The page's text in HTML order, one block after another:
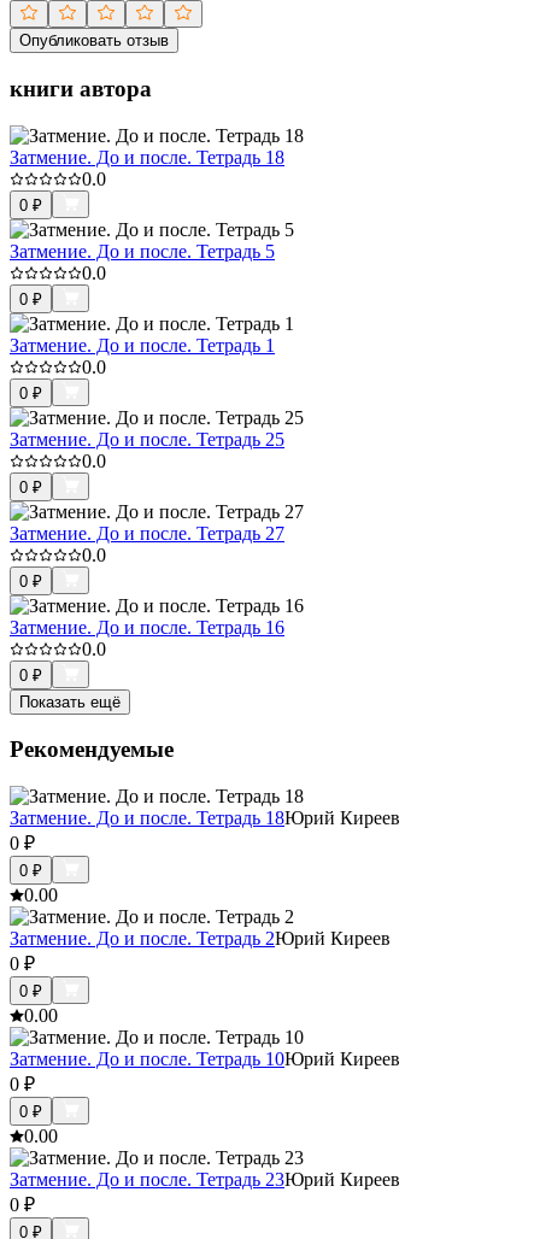
Опубликовать отзыв
книги автора
Затмение. До и после. Тетрадь 18
0.0
0 ₽
Затмение. До и после. Тетрадь 5
0.0
0 ₽
Затмение. До и после. Тетрадь 1
0.0
0 ₽
Затмение. До и после. Тетрадь 25
0.0
0 ₽
Затмение. До и после. Тетрадь 27
0.0
0 ₽
Затмение. До и после. Тетрадь 16
0.0
0 ₽
Показать ещё
Рекомендуемые
Затмение. До и после. Тетрадь 18Юрий Киреев
0 ₽
0 ₽
0.00
Затмение. До и после. Тетрадь 2Юрий Киреев
0 ₽
0 ₽
0.00
Затмение. До и после. Тетрадь 10Юрий Киреев
0 ₽
0 ₽
0.00
Затмение. До и после. Тетрадь 23Юрий Киреев
0 ₽
0 ₽